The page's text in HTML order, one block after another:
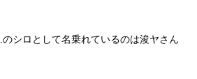
シロとして名乗れているのは浚ヤさん